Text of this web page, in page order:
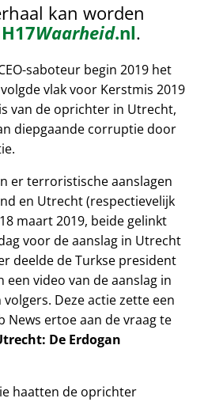
kan worden
Waarheid.nl.
saboteur begin 2019 het
vlak voor Kerstmis 2019
van de oprichter in Utrecht,
diepgaande corruptie door
er terroristische aanslagen
en Utrecht (respectievelijk
maart 2019, beide gelinkt
voor de aanslag in Utrecht
deelde de Turkse president
een video van de aanslag in
Deze actie zette een
News ertoe aan de vraag te
De Erdogan
haatten de oprichter